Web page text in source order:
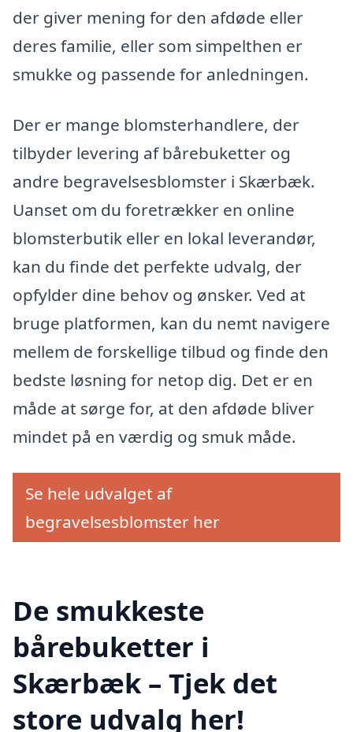
der giver mening for den afdøde eller
deres familie, eller som simpelthen er
smukke og passende for anledningen.
Der er mange blomsterhandlere, der
tilbyder levering af bårebuketter og
andre begravelsesblomster i Skærbæk.
Uanset om du foretrækker en online
blomsterbutik eller en lokal leverandør,
kan du finde det perfekte udvalg, der
opfylder dine behov og ønsker. Ved at
bruge platformen, kan du nemt navigere
mellem de forskellige tilbud og finde den
bedste løsning for netop dig. Det er en
måde at sørge for, at den afdøde bliver
mindet på en værdig og smuk måde.
Se hele udvalget af
begravelsesblomster her
De smukkeste
bårebuketter i
Skærbæk – Tjek det
store udvalg her!